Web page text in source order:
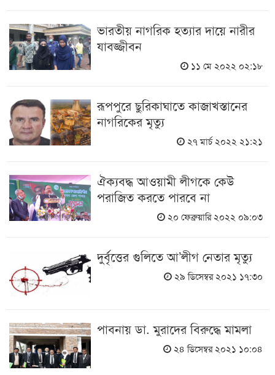
ভারতীয় নাগরিক হত্যার দায়ে নারীর
যাবজ্জীবন
১১ মে ২০২২ ০২:১৮
রূপপুরে ছুরিকাঘাতে কাজাখস্তানের
নাগরিকের মৃত্যু
২৭ মার্চ ২০২২ ২১:২১
ঐক্যবদ্ধ আওয়ামী লীগকে কেউ
পরাজিত করতে পারবে না
২০ ফেব্রুয়ারি ২০২২ ০৯:০৩
দুর্বৃত্তের গুলিতে আ’লীগ নেতার মৃত্যু
২৯ ডিসেম্বর ২০২১ ১৭:৩০
পাবনায় ডা. মুরাদের বিরুদ্ধে মামলা
২৪ ডিসেম্বর ২০২১ ১০:০৪